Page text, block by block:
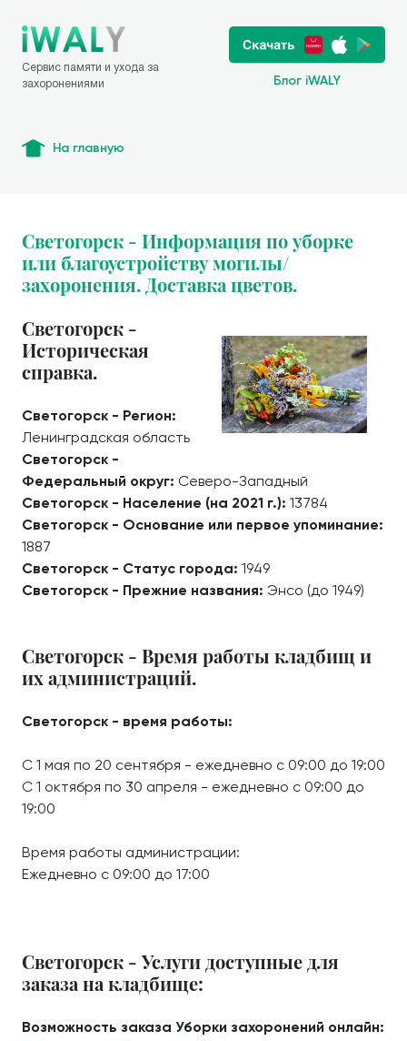
Сервис памяти и ухода за
захоронениями
Блог iWALY
На главную
Светогорск - Информация по уборке
или благоустройству могилы/
захоронения. Доставка цветов.
Светогорск -
Историческая
справка.
Светогорск - Регион:
Ленинградская область
Светогорск -
Федеральный округ: Северо-Западный
Светогорск - Население (на 2021 г.): 13784
Светогорск - Основание или первое упоминание:
1887
Светогорск - Статус города: 1949
Светогорск - Прежние названия: Энсо (до 1949)
Светогорск - Время работы кладбищ и
их администраций.
Светогорск - время работы:
С 1 мая по 20 сентября - ежедневно с 09:00 до 19:00
С 1 октября по 30 апреля - ежедневно с 09:00 до
19:00
Время работы администрации:
Ежедневно с 09:00 до 17:00
Светогорск - Услуги доступные для
заказа на кладбище:
Возможность заказа Уборки захоронений онлайн: